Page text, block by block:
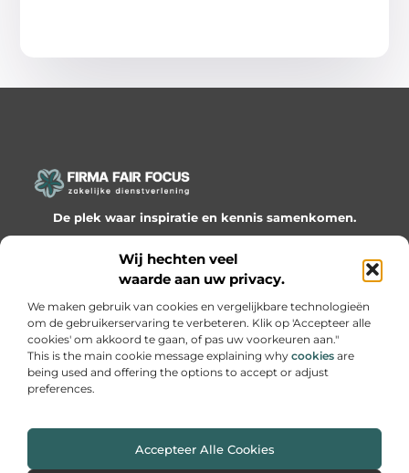
Wij hechten veel
waarde aan uw privacy.
We maken gebruik van cookies en vergelijkbare technologieën
om de gebruikerservaring te verbeteren. Klik op 'Accepteer alle
cookies' om akkoord te gaan, of pas uw voorkeuren aan."
This is the main cookie message explaining why cookies are
being used and offering the options to accept or adjust
preferences.
Accepteer Alle Cookies
De plek waar inspiratie en kennis samenkomen.
Ontdek onze blogs en artikelen en laat je verrassen door
waardevolle inzichten en nieuwe ideeën!
Bericht categorie
Onze informatie